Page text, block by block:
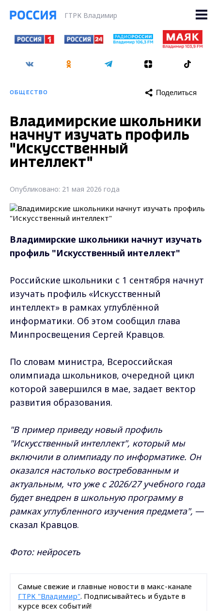
ГТРК Владимир
ОБЩЕСТВО Поделиться
Владимирские школьники
начнут изучать профиль
"Искусственный
интеллект"
Опубликовано: 21 мая 2026 года
Владимирские школьники начнут изучать
профиль "Искусственный интеллект"
Российские школьники с 1 сентября начнут
изучать профиль «Искусственный
интеллект» в рамках углублённой
информатики. Об этом сообщил глава
Минпросвещения Сергей Кравцов.
По словам министра, Всероссийская
олимпиада школьников, очередной цикл
которой завершился в мае, задает вектор
развития образования.
"В пример приведу новый профиль
"Искусственный интеллект", который мы
включили в олимпиаду по информатике. Он
оказался настолько востребованным и
актуальным, что уже с 2026/27 учебного года
будет внедрен в школьную программу в
рамках углубленного изучения предмета", —
сказал Кравцов.
Фото: нейросеть
Самые свежие и главные новости в макс-канале
ГТРК "Владимир". Подписывайтесь и будьте в
курсе всех событий!